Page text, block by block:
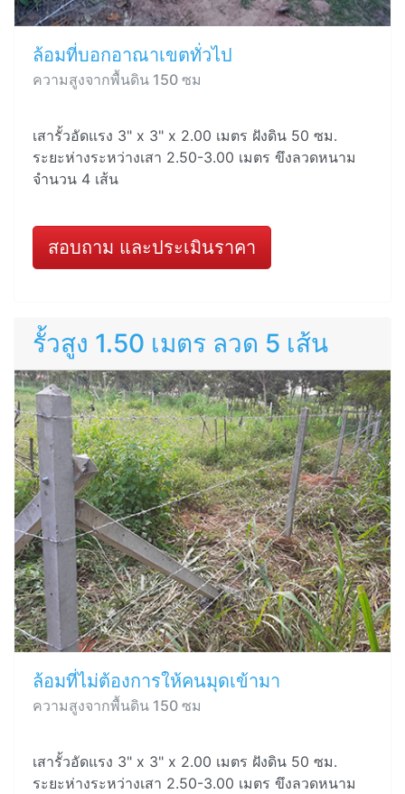
ล้อมที่บอกอาณาเขตทั่วไป
ความสูงจากพื้นดิน 150 ซม
เสารั้วอัดแรง 3" x 3" x 2.00 เมตร ฝังดิน 50 ซม.
ระยะห่างระหว่างเสา 2.50-3.00 เมตร ขึงลวดหนาม
จำนวน 4 เส้น
สอบถาม และประเมินราคา
รั้วสูง 1.50 เมตร ลวด 5 เส้น
ล้อมที่ไม่ต้องการให้คนมุดเข้ามา
ความสูงจากพื้นดิน 150 ซม
เสารั้วอัดแรง 3" x 3" x 2.00 เมตร ฝังดิน 50 ซม.
ระยะห่างระหว่างเสา 2.50-3.00 เมตร ขึงลวดหนาม